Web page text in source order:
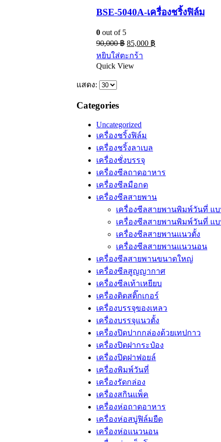
BSE-5040A-เครื่องชริ้งฟิล์ม
0 out of 5
90,000฿ 85,000 ฿
หยิบใส่ตะกร้า
Quick View
แสดง:
Categories
Uncategorized
เครื่องชริ้งฟิล์ม
เครื่องชริ้งลาเบล
เครื่องชั่งบรรจุ
เครื่องซีลถาดอาหาร
เครื่องซีลมือกด
เครื่องซีลสายพาน
เครื่องซีลสายพานพิมพ์วันที่ แ
เครื่องซีลสายพานพิมพ์วันที่ แ
เครื่องซีลสายพานแนวตั้ง
เครื่องซีลสายพานแนวนอน
เครื่องซีลสายพานขนาดใหญ่
เครื่องซีลสูญญากาศ
เครื่องซีลเท้าเหยียบ
เครื่องติดสติ๊กเกอร์
เครื่องบรรจุของเหลว
เครื่องบรรจุแนวตั้ง
เครื่องปิดปากกล่องด้วยเทปกาว
เครื่องปิดฝากระป๋อง
เครื่องปิดฝาฟอยล์
เครื่องพิมพ์วันที่
เครื่องรัดกล่อง
เครื่องสกินแพ็ค
เครื่องห่อถาดอาหาร
เครื่องห่อสบู่ฟิล์มยืด
เครื่องห่อแนวนอน